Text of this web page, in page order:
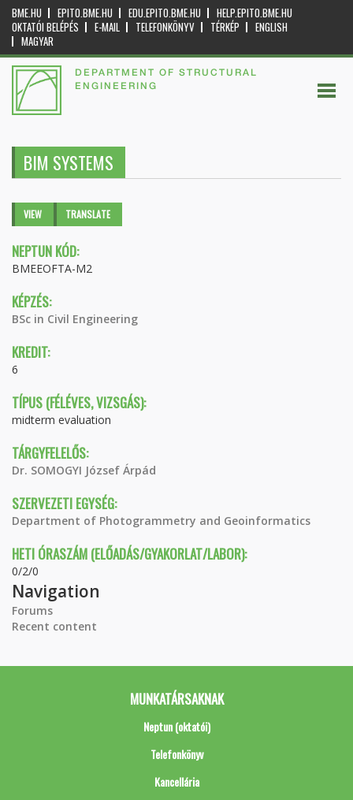
BME.HU EPITO.BME.HU EDU.EPITO.BME.HU
HELP.EPITO.BME.HU
OKTATÓI BELÉPÉS
E-MAIL TELEFONKÖNYV TÉRKÉP
ENGLISH
MAGYAR
DEPARTMENT OF STRUCTURAL
ENGINEERING
BIM SYSTEMS
Primary tabs
VIEW (ACTIVETRANSLATE
NEPTUN KÓD:
BMEEOFTA-M2
KÉPZÉS:
BSc in Civil Engineering
KREDIT:
6
TÍPUS (FÉLÉVES, VIZSGÁS):
midterm evaluation
TÁRGYFELELŐS:
Dr. SOMOGYI József Árpád
SZERVEZETI EGYSÉG:
Department of Photogrammetry and Geoinformatics
HETI ÓRASZÁM (ELŐADÁS/GYAKORLAT/LABOR):
0/2/0
Navigation
Forums
Recent content
MUNKATÁRSAKNAK
Neptun (oktatói)
Telefonkönyv
Kancellária